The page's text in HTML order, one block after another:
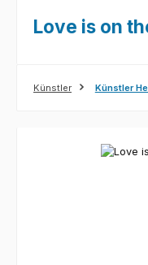
Love is on
Künstler Künstler
Bildergalerie